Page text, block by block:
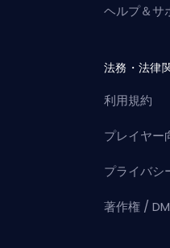
ヘルプ＆サ
法務・法律
利用規約
プレイヤー
プライバシ
著作権 /